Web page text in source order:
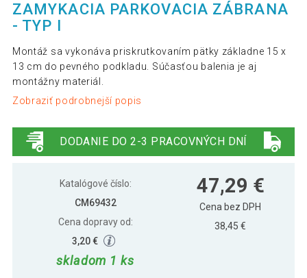
ZAMYKACIA PARKOVACIA ZÁBRANA
- TYP I
Montáž sa vykonáva priskrutkovaním pätky základne 15 x
13 cm do pevného podkladu. Súčasťou balenia je aj
montážny materiál.
Zobraziť podrobnejší popis
DODANIE DO 2-3 PRACOVNÝCH DNÍ
Katalógové číslo:
CM69432
Cena dopravy od:
3,20 €
skladom 1 ks
47,29 €
Cena bez DPH
38,45 €